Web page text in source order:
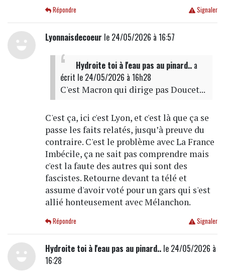
Signaler
Répondre
Lyonnaisdecoeur le 24/05/2026 à 16:57
Hydroite toi à l'eau pas au pinard..a
écrit le 24/05/2026 à 16h28
C'est Macron qui dirige pas Doucet...
C'est ça, ici c'est Lyon, et c'est là que ça se
passe les faits relatés, jusqu’à preuve du
contraire. C'est le problème avec La France
Imbécile, ça ne sait pas comprendre mais
c'est la faute des autres qui sont des
fascistes. Retourne devant ta télé et
assume d'avoir voté pour un gars qui s'est
allié honteusement avec Mélanchon.
Signaler
Répondre
Hydroite toi à l'eau pas au pinard..le 24/05/2026 à
16:28